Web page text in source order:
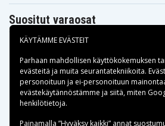
Suositut varaosat
Maksuvaihtoehdot
Toimitusvaihtoehdot
KÄYTÄMME EVÄSTEIT
Parhaan mahdollisen käyttökokemuksen
evästeitä ja muita seurantatekniikoita.
personoituun ja ei-personoituun
evästekäytännöstämme ja siitä, miten
henkilötietoja.
Painamalla ”Hyväksy kaikki” annat